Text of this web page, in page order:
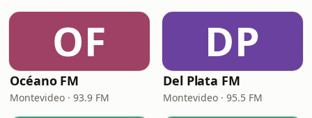
OF
Océano FM
Montevideo · 93.9 FM
DP
Del Plata FM
Montevideo · 95.5 FM